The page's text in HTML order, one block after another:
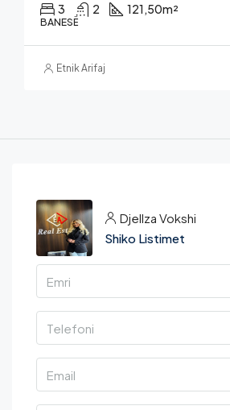
3 2 121,50m²
BANESË
Etnik Arifaj
Djellza Vokshi
Shiko Listimet